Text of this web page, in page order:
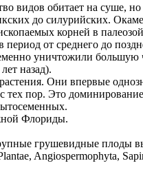
видов обитает на суше,
до силурийских.
корней в
от среднего до
уничтожили большую
назад).
Они впервые
пор. Это
Флориды.
грушевидные плоды
Angiospermophyta,